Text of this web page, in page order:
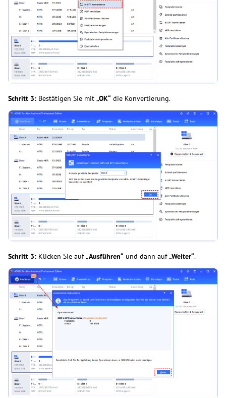
Schritt 3: Bestätigen Sie mit „OK“ die Konvertierung.
Schritt 3: Klicken Sie auf„Ausführen“ und dann auf„Weiter“.